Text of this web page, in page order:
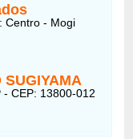
Centro - Mogi
SUGIYAMA
CEP: 13800-012